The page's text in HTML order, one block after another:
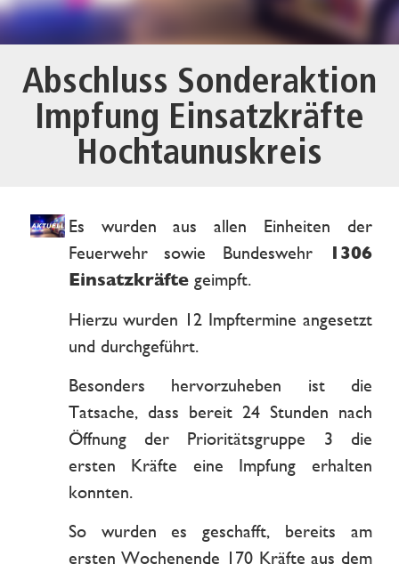
Abschluss Sonderaktion
Impfung Einsatzkräfte
Hochtaunuskreis
Es wurden aus allen Einheiten der
Feuerwehr sowie Bundeswehr
1306
Einsatzkräftegeimpft.
Hierzu wurden 12 Impftermine angesetzt
und durchgeführt.
Besonders hervorzuheben ist die
Tatsache, dass bereit 24 Stunden nach
Öffnung der Prioritätsgruppe 3 die
ersten Kräfte eine Impfung erhalten
konnten.
So wurden es geschafft, bereits am
ersten Wochenende 170 Kräfte aus dem